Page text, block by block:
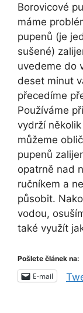
Borovicové
máme
pupenů (je
sušené)
uvedeme do
deset minut
přecedíme
Používáme
vydrží
můžeme
pupenů
opatrně nad
ručníkem a
působit.
vodou,
také využít
Pošlete článek na:
E-mail